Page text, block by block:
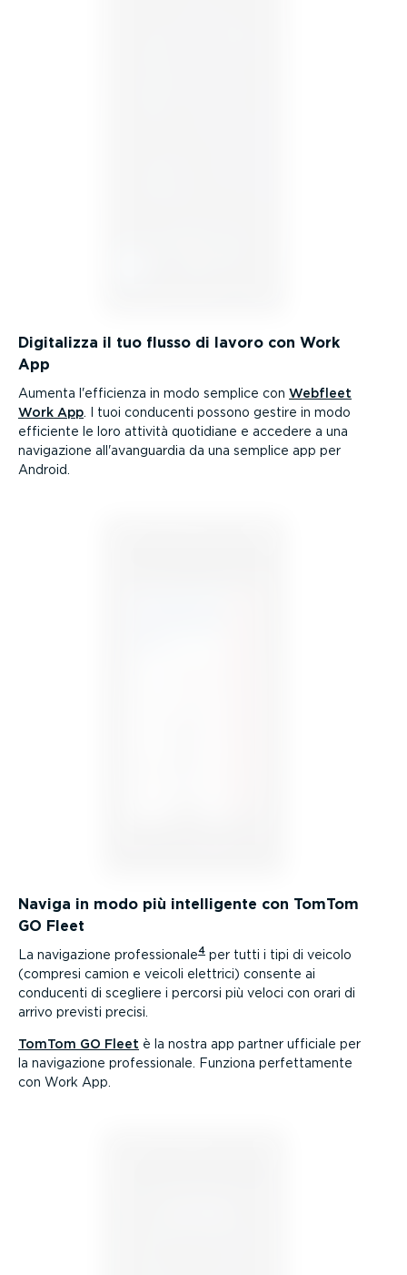
Digitalizza il tuo flusso di lavoro con Work
App
Aumenta l'efficienza in modo semplice con Webfleet
Work App . I tuoi conducenti possono gestire in modo
efficiente le loro attività quotidiane e accedere a una
navigazione all'avanguardia da una semplice app per
Android.
Naviga in modo più intel­li­gente con TomTom
GO Fleet
La navigazione profes­sionale4 per tutti i tipi di veicolo
(compresi camion e veicoli elettrici) consente ai
conducenti di scegliere i percorsi più veloci con orari di
arrivo previsti precisi.
TomTom GO Fleet è la nostra app partner ufficiale per
la navigazione profes­sionale. Funziona perfet­ta­mente
con Work App.